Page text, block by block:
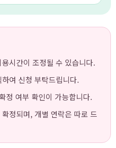
시간이 조정될 수 있습니다.
여 신청 부탁드립니다.
정 여부 확인이 가능합니다.
정되며, 개별 연락은 따로 드